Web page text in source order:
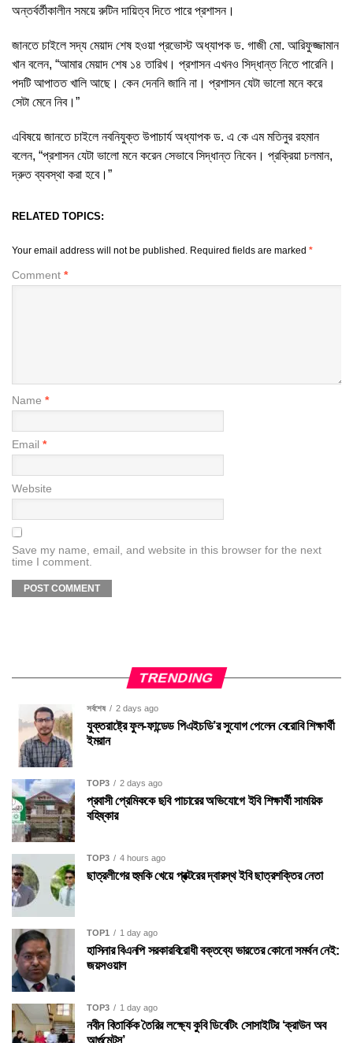
অন্তর্বর্তীকালীন সময়ে রুটিন দায়িত্ব দিতে পারে প্রশাসন।
জানতে চাইলে সদ্য মেয়াদ শেষ হওয়া প্রভোস্ট অধ্যাপক ড. গাজী মো. আরিফুজ্জামান
খান বলেন, “আমার মেয়াদ শেষ ১৪ তারিখ। প্রশাসন এখনও সিদ্ধান্ত নিতে পারেনি।
পদটি আপাতত খালি আছে। কেন দেননি জানি না। প্রশাসন যেটা ভালো মনে করে
সেটা মেনে নিব।”
এবিষয়ে জানতে চাইলে নবনিযুক্ত উপাচার্য অধ্যাপক ড. এ কে এম মতিনুর রহমান
বলেন, “প্রশাসন যেটা ভালো মনে করেন সেভাবে সিদ্ধান্ত নিবেন। প্রক্রিয়া চলমান,
দ্রুত ব্যবস্থা করা হবে।”
RELATED TOPICS:
Your email address will not be published. Required fields are marked *
Comment *
Name *
Email *
Website
Save my name, email, and website in this browser for the next
time I comment.
TRENDING
সর্বশেষ 2 days ago
যুক্তরাষ্ট্রে ফুল-ফান্ডেড পিএইচডি’র সুযোগ পেলেন বেরোবি শিক্ষার্থী
ইমরান
TOP3 2 days ago
প্রবাসী প্রেমিককে ছবি পাচারের অভিযোগে ইবি শিক্ষার্থী সাময়িক
বহিষ্কার
TOP3 4 hours ago
ছাত্রলীগের হুমকি খেয়ে প্রক্টরের দ্বারস্থ ইবি ছাত্রশক্তির নেতা
TOP1 1 day ago
হাসিনার বিএনপি সরকারবিরোধী বক্তব্যে ভারতের কোনো সমর্থন নেই:
জয়সওয়াল
TOP3 1 day ago
নবীন বিতার্কিক তৈরির লক্ষ্যে কুবি ডিবেটিং সোসাইটির ‘ক্রাউন অব